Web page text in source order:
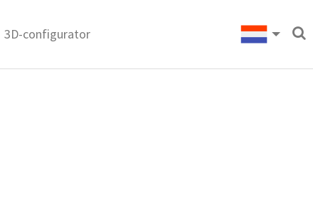
3D-configurator